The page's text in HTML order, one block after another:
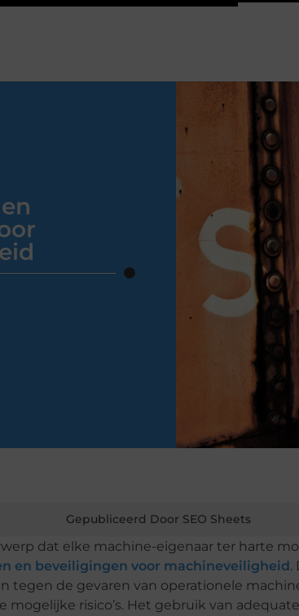
Gepubliceerd Door SEO Sheets
dat elke machine-eigenaar ter harte
en beveiligingen voor machineveiligheid .
tegen de gevaren van operationele
mogelijke risico’s. Het gebruik van